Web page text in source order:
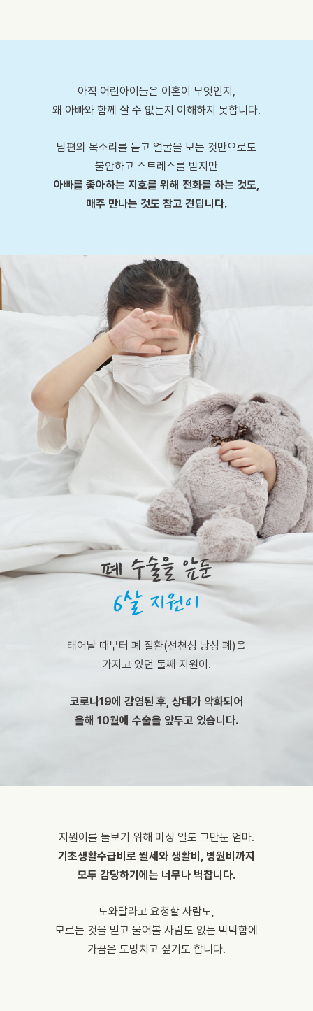
아직 어린아이들은 이혼이 무엇인지,
왜 아빠와 함께 살 수 없는지 이해하지 못합니다.
남편의 목소리를 듣고 얼굴을 보는 것만으로도
불안하고 스트레스를 받지만
아빠를 좋아하는 지호를 위해 전화를 하는 것도,
매주 만나는 것도 참고 견딥니다.
태어날 때부터 폐 질환(선천성 낭성 폐)을
가지고 있던 둘째 지원이.
코로나19에 감염된 후, 상태가 악화되어
올해 10월에 수술을 앞두고 있습니다.
지원이를 돌보기 위해 미싱 일도 그만둔 엄마.
기초생활수급비로 월세와 생활비, 병원비까지
모두 감당하기에는 너무나 벅찹니다.
도와달라고 요청할 사람도,
모르는 것을 믿고 물어볼 사람도 없는 막막함에
가끔은 도망치고 싶기도 합니다.